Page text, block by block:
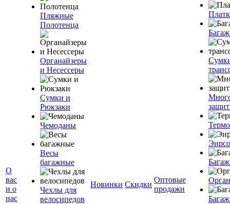
О
вас
и о
нас
Пляжные
Полотенца
Органайзеры
и Несессеры
Сумки и
Рюкзаки
Чемоданы
Весы
багажные
Чехлы для
велосипедов
Новинки Скидки
Оптовые
продажи